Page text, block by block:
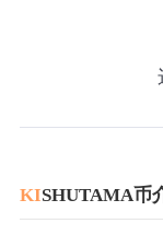
KISHUTAMA币